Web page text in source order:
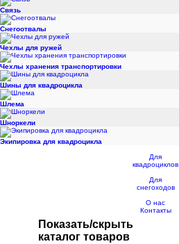
Связь
Снегоотвалы
Чехлы для ружей
Чехлы хранения транспортировки
Шины для квадроцикла
Шлема
Шноркели
Экипировка для квадроцикла
Для
квадроциклов
Для
снегоходов
О нас
Контакты
Показать/скрыть
каталог товаров